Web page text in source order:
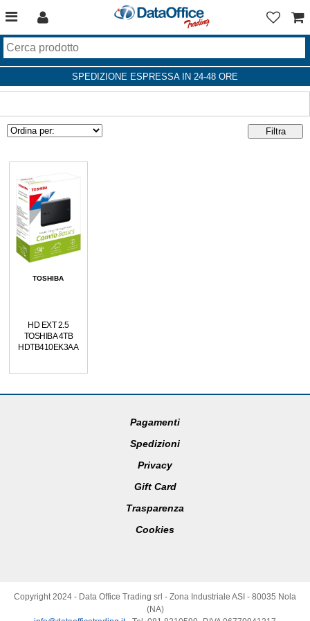
SPEDIZIONE ESPRESSA IN 24-48 ORE
TOSHIBA
HD EXT 2.5
TOSHIBA 4TB
HDTB410EK3AA
Pagamenti
Spedizioni
Privacy
Gift Card
Trasparenza
Cookies
Copyright 2024 - Data Office Trading srl - Zona Industriale ASI - 80035 Nola
(NA)